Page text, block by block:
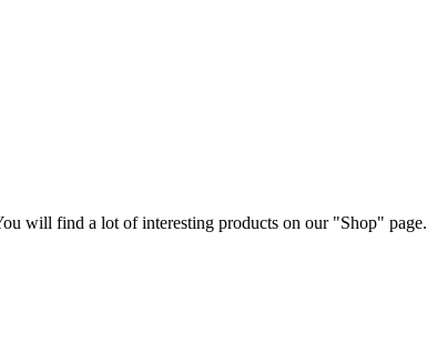
will find a lot of interesting products on our "Shop" page.